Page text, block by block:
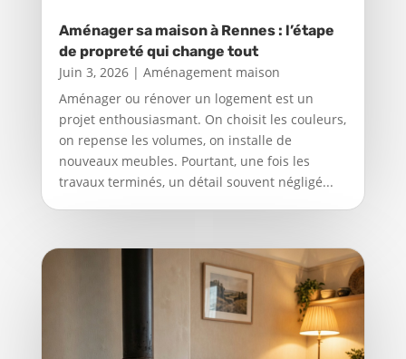
Aménager sa maison à Rennes : l’étape
de propreté qui change tout
Juin 3, 2026| Aménagement maison
Aménager ou rénover un logement est un
projet enthousiasmant. On choisit les couleurs,
on repense les volumes, on installe de
nouveaux meubles. Pourtant, une fois les
travaux terminés, un détail souvent négligé...